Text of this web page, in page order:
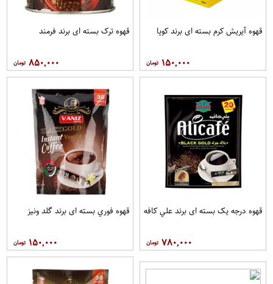
قهوه آيريش کرم بسته ای برند کوپا
۱۵۰,۰۰۰
قهوه ترک بسته ای برند فرمند
۸۵۰,۰۰۰
قهوه درجه یک بسته ای برند علي کافه
۷۸۰,۰۰۰
قهوه فوري بسته ای برند گلد ونيز
۱۵۰,۰۰۰